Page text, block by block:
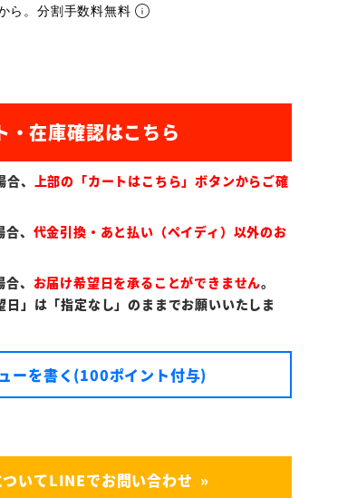
ら。分割手数料無料
、
上部の「カートはこちら」ボタンからご確
、 代金引換・あと払い（ペイディ）以外のお
、 お届け希望日を承ることができません。
日」は「指定なし」のままでお願いいたしま
ーを書く(100ポイント付与)
いてLINEでお問い合わせ